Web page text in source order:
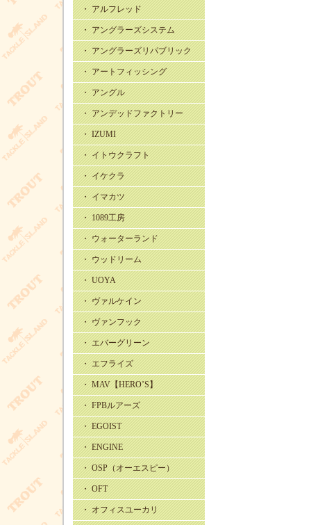
・ アルフレッド
・ アングラーズシステム
・ アングラーズリパブリック
・ アートフィッシング
・ アングル
・ アンデッドファクトリー
・ IZUMI
・ イトウクラフト
・ イケクラ
・ イマカツ
・ 1089工房
・ ウォーターランド
・ ウッドリーム
・ UOYA
・ ヴァルケイン
・ ヴァンフック
・ エバーグリーン
・ エフライズ
・ MAV【HERO’S】
・ FPBルアーズ
・ EGOIST
・ ENGINE
・ OSP（オーエスピー）
・ OFT
・ オフィスユーカリ